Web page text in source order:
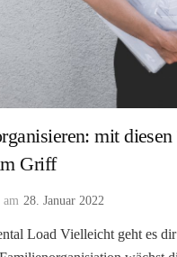
mit diesen
Griff
28. Januar 2022
Load Vielleicht geht es